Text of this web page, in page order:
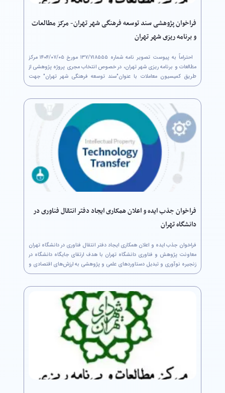
فراخوان پژوهشی سند توسعه فرهنگی شهر تهران- مرکز مطالعات
و برنامه ریزی شهر تهران
احتراماً به پیوست تصویر نامه شماره ۷۱۸۵۵۵/‏۱۳۷ مورخ ۰۵/‏۰۷/‏۱۴۰۴‬ مرکز
مطالعات و برنامه ریزی شهر تهران، در خصوص انتخاب مجری پروژه پژوهشی از
طریق کمیسیون معاملات با عنوان"سند توسعه فرهنگی شهر تهران" جهت
استحضار ارسال می‌گردد. لذا متقاضیان واجد شرایط حداکثر تا پایان وقت...
فراخوان جذب ایده و اعلان همکاری ایجاد دفتر انتقال فناوری در
دانشگاه تهران
فراخوان جذب ایده و اعلان همکاری ایجاد دفتر انتقال فناوری در دانشگاه تهران
معاونت پژوهش و فناوری دانشگاه تهران با هدف ارتقای جایگاه دانشگاه در
زنجیره نوآوری و تبدیل دستاوردهای علمی و پژوهشی به ارزش‌های اقتصادی و
اجتماعی، اقدام به ایجاد دفتر انتقال فناوری (Technology...